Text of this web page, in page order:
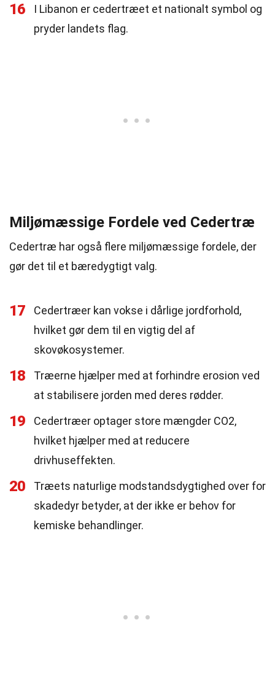
16
I Libanon er cedertræet et nationalt symbol og
pryder landets flag.
Miljømæssige Fordele ved Cedertræ
Cedertræ har også flere miljømæssige fordele, der
gør det til et bæredygtigt valg.
17
Cedertræer kan vokse i dårlige jordforhold,
hvilket gør dem til en vigtig del af
skovøkosystemer.
18
Træerne hjælper med at forhindre erosion ved
at stabilisere jorden med deres rødder.
19
Cedertræer optager store mængder CO2,
hvilket hjælper med at reducere
drivhuseffekten.
20
Træets naturlige modstandsdygtighed over for
skadedyr betyder, at der ikke er behov for
kemiske behandlinger.